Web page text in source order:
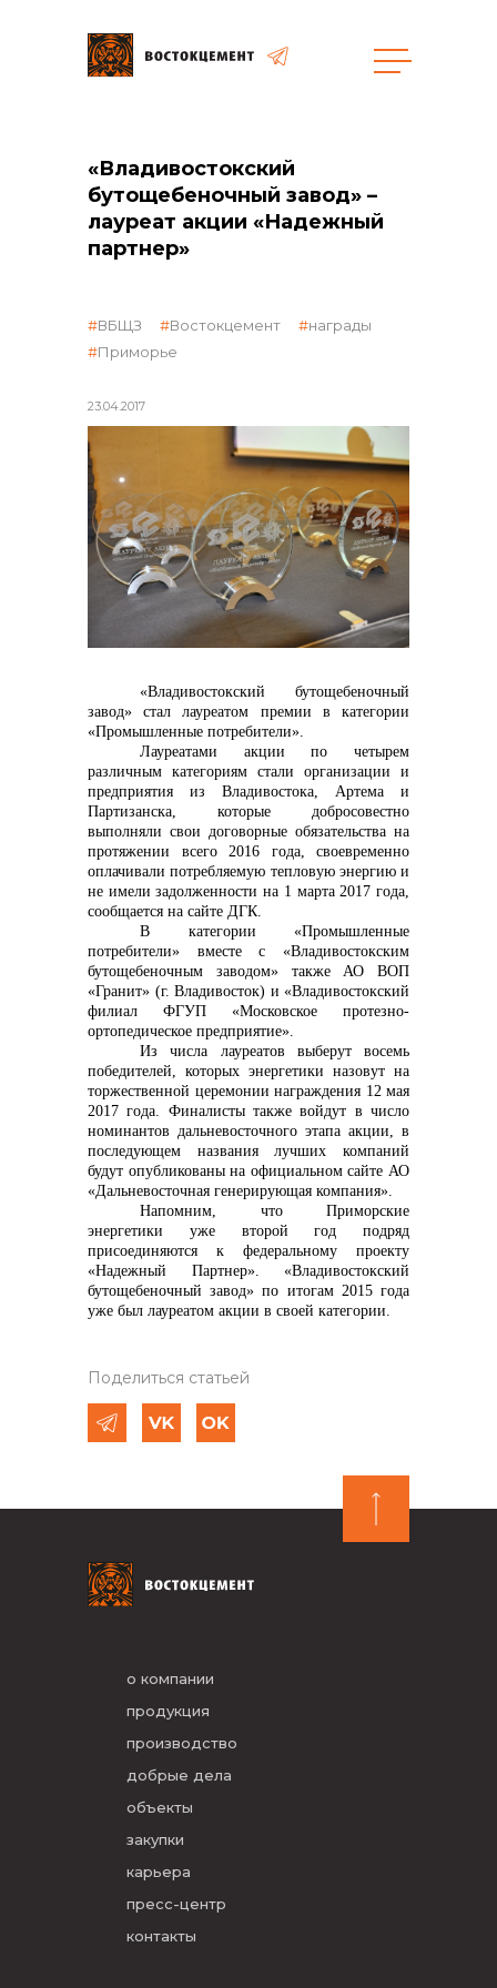
общая информация
объявленные закупки
реализация неликвидов
контакты отдела закупок
+7 (423) 234 50 50
info@vostokcement.ru
«Владивостокский
бутощебеночный завод» –
лауреат акции «Надежный
партнер»
23.04.2017
ВБЩЗ Востокцемент
награды
Приморье
«Владивостокский бутощебеночный
завод» стал лауреатом премии в категории
«Промышленные потребители».
Лауреатами акции по четырем
различным категориям стали организации и
предприятия из Владивостока, Артема и
Партизанска, которые добросовестно
выполняли свои договорные обязательства на
протяжении всего 2016 года, своевременно
оплачивали потребляемую тепловую энергию и
не имели задолженности на 1 марта 2017 года,
сообщается на сайте ДГК.
В категории «Промышленные
потребители» вместе с «Владивостокским
бутощебеночным заводом» также АО ВОП
«Гранит» (г. Владивосток) и «Владивостокский
филиал ФГУП «Московское протезно-
ортопедическое предприятие».
Из числа лауреатов выберут восемь
победителей, которых энергетики назовут на
торжественной церемонии награждения 12 мая
2017 года. Финалисты также войдут в число
номинантов дальневосточного этапа акции, в
последующем названия лучших компаний
будут опубликованы на официальном сайте АО
«Дальневосточная генерирующая компания».
Напомним, что Приморские
энергетики уже второй год подряд
присоединяются к федеральному проекту
«Надежный Партнер». «Владивостокский
бутощебеночный завод» по итогам 2015 года
уже был лауреатом акции в своей категории.
Поделиться статьей
о компании
продукция
производство
добрые дела
объекты
закупки
карьера
пресс-центр
контакты